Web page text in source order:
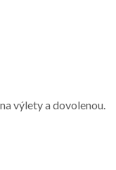
výlety a dovolenou.